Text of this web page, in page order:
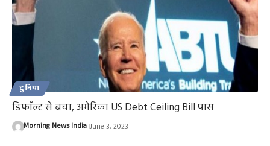
दुनिया
डिफाॅल्ट से बचा, अमेरिका US Debt Ceiling Bill पास
Morning News India June 3, 2023